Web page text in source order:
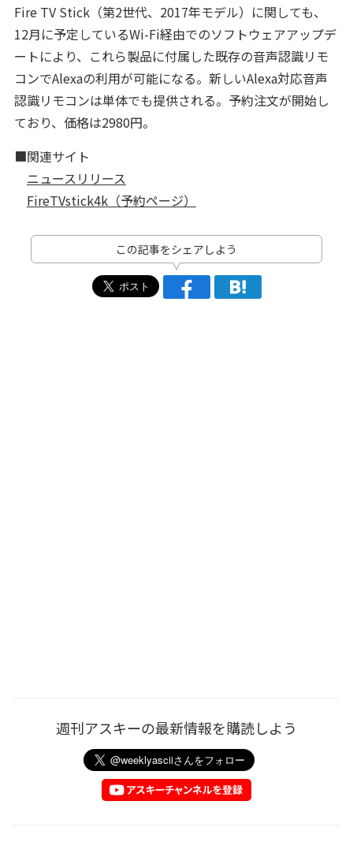
Fire TV Stick（第2世代、2017年モデル）に関しても、
12月に予定しているWi-Fi経由でのソフトウェアアップデ
ートにより、これら製品に付属した既存の音声認識リモ
コンでAlexaの利用が可能になる。新しいAlexa対応音声
認識リモコンは単体でも提供される。予約注文が開始し
ており、価格は2980円。
■関連サイト
ニュースリリース
FireTVstick4k（予約ページ）
この記事をシェアしよう
週刊アスキーの最新情報を購読しよう